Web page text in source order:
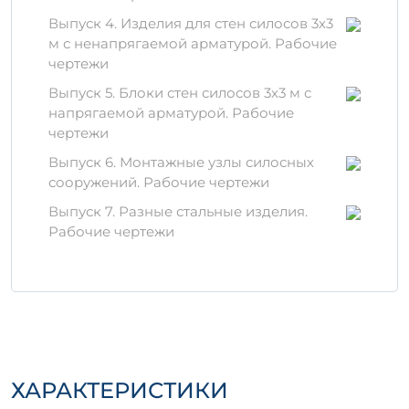
безопасность конструкций и защищает
от механических повреждений.
Материалы и технологии
производства
Изделие производится из цемента
различных марок, заполнителей и
арматуры, что гарантирует его высокие
эксплуатационные характеристики.
Процесс формирования компонентов
происходит с использованием
качества на каждом этапе производства.
Важно:Хранить изделия необходимо в
Выпуск 4. Изделия для стен силосов 3х3
м с ненапрягаемой арматурой. Рабочие
чертежи
Выпуск 5. Блоки стен силосов 3х3 м с
напрягаемой арматурой. Рабочие
чертежи
Выпуск 6. Монтажные узлы силосных
сооружений. Рабочие чертежи
Выпуск 7. Разные стальные изделия.
Рабочие чертежи
ХАРАКТЕРИСТИКИ